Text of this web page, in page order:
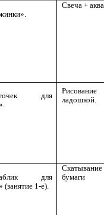
Свеча +
для
Рисование
ладошкой.
для
(занятие 1-е).
Скатывание
бумаги